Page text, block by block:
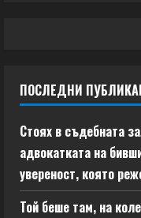
ПОСЛЕДНИ
Стоях в съдебната
адвокатката на
увереност, която
Той беше там, на